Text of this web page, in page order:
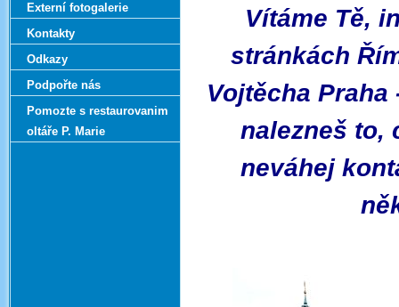
Vítáme Tě,
stránkách
Vojtěcha
nalezneš to,
neváhej
Externí fotogalerie
Kontakty
Odkazy
Podpořte nás
Pomozte s restaurovanim
oltáře P. Marie